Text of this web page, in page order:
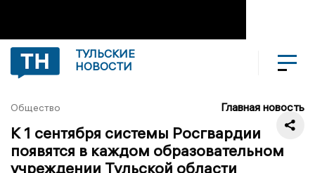
ТУЛЬСКИЕ
НОВОСТИ
Общество Главная новость
К 1 сентября системы Росгвардии
появятся в каждом образовательном
учреждении Тульской области